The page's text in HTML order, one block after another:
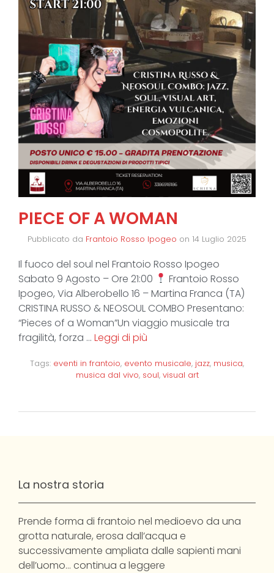
PIECE OF A WOMAN
Pubblicato da Frantoio Rosso Ipogeo on 14 Luglio 2025
Il fuoco del soul nel Frantoio Rosso Ipogeo
Sabato 9 Agosto – Ore 21:00
Frantoio Rosso
Ipogeo, Via Alberobello 16 – Martina Franca (TA)
CRISTINA RUSSO & NEOSOUL COMBO Presentano:
“Pieces of a Woman”Un viaggio musicale tra
fragilità, forza … Leggi di più
Tags: eventi in frantoio, evento musicale, jazz, musica,
musica dal vivo, soul, visual art
La nostra storia
Prende forma di frantoio nel medioevo da una
grotta naturale, erosa dall’acqua e
successivamente ampliata dalle sapienti mani
dell’uomo… continua a leggere